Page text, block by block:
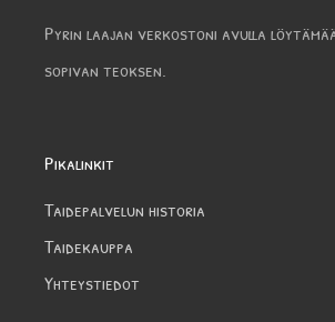
Pyrin laajan verkostoni avulla
sopivan teoksen.
Pikalinkit
Taidepalvelun historia
Taidekauppa
Yhteystiedot